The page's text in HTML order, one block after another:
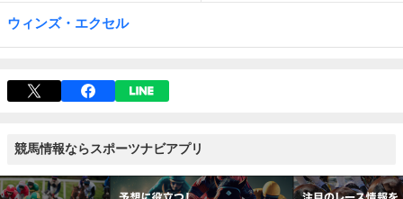
ウィンズ・エクセル
競馬情報ならスポーツナビアプリ